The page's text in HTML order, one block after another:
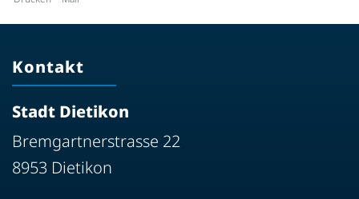
Kontakt
Stadt Dietikon
Bremgartnerstrasse 22
8953 Dietikon